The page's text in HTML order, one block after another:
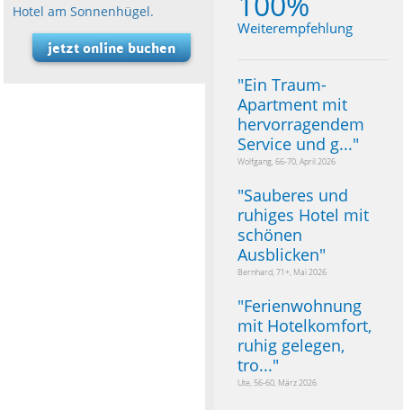
Hotel am Sonnenhügel.
jetzt online buchen
Weiterempfehlung
"Ein Traum-
Apartment mit
hervorragendem
Service und g..."
Wolfgang, 66-70, April 2026
"Sauberes und
ruhiges Hotel mit
schönen
Ausblicken"
Bernhard, 71+, Mai 2026
"Ferienwohnung
mit Hotelkomfort,
ruhig gelegen,
tro..."
Ute, 56-60, März 2026